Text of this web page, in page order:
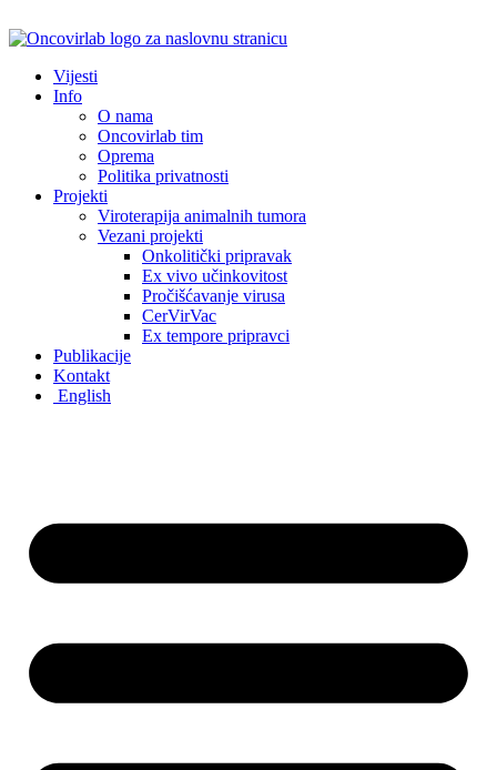
na
Vijesti
Info
O nama
Oncovirlab tim
Oprema
Politika privatnosti
Projekti
Viroterapija animalnih tumora
Vezani projekti
Onkolitički pripravak
Ex vivo učinkovitost
Pročišćavanje virusa
CerVirVac
Ex tempore pripravci
Publikacije
Kontakt
English